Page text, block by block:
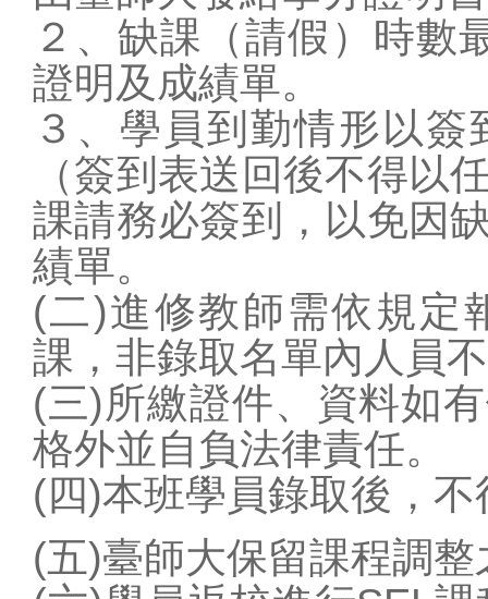
２、缺課（請假）時數
證明及成績單。
３、學員到勤情形以
（簽到表送回後不得以
課請務必簽到，以免因
績單。
(二)進修教師需依規定
課，非錄取名單內人員
(三)所繳證件、資料如
格外並自負法律責任。
(四)本班學員錄取後，
(五)臺師大保留課程調整